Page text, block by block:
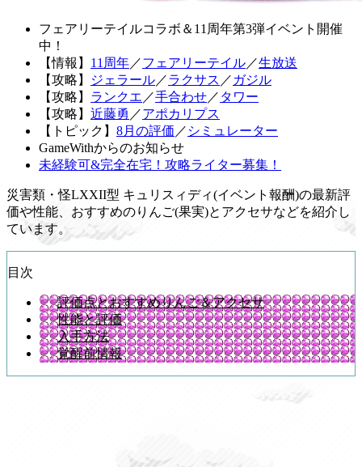
フェアリーテイルコラボ＆11周年第3弾イベント開催
中！
【情報】 11周年／フェアリーテイル／生放送
【攻略】
ジェラール／ラクサス ／ ガジル
【攻略】 ランクエ ／手合わせ／ タワー
【攻略】 近藤勇 ／アポカリプス
【トピック】 8月の評価 ／ シミュレーター
GameWithからのお知らせ
未経験可&完全在宅！攻略ライター募集！
災害類・怪LXXII型 キュリスィディ(イベント報酬)の最新評
価や性能、おすすめのりんご(果実)とアクセサなどを紹介し
ています。
目次
評価点とおすすめりんご＆アクセサ
性能と評価
入手方法
覚醒前情報